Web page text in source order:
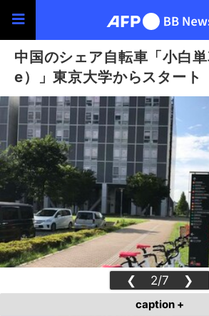
中国のシェア自転車「小白
e）」東京大学からスタート
❮ 2/7 ❯
caption +